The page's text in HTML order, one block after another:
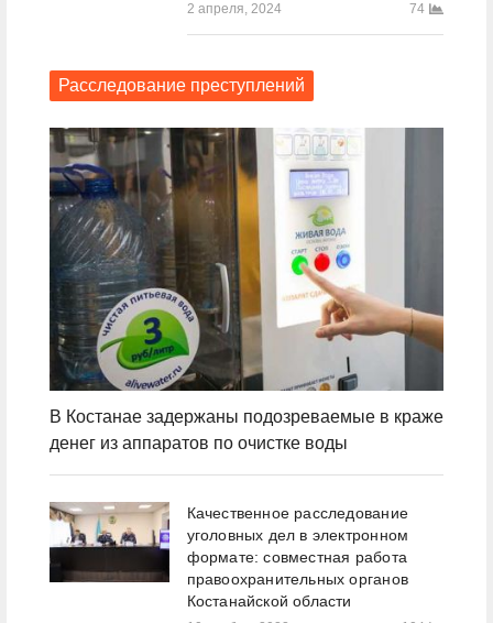
2 апреля, 2024 74
Расследование преступлений
В Костанае задержаны подозреваемые в краже
денег из аппаратов по очистке воды
Качественное расследование
уголовных дел в электронном
формате: совместная работа
правоохранительных органов
Костанайской области